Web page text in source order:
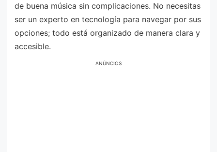
de buena música sin complicaciones. No necesitas
ser un experto en tecnología para navegar por sus
opciones; todo está organizado de manera clara y
accesible.
ANÚNCIOS